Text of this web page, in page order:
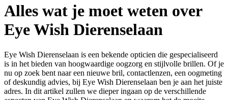
Alles wat je moet weten over
Eye Wish Dierenselaan
Eye Wish Dierenselaan is een bekende opticien die gespecialiseerd
is in het bieden van hoogwaardige oogzorg en stijlvolle brillen. Of je
nu op zoek bent naar een nieuwe bril, contactlenzen, een oogmeting
of deskundig advies, bij Eye Wish Dierenselaan ben je aan het juiste
adres. In dit artikel zullen we dieper ingaan op de verschillende